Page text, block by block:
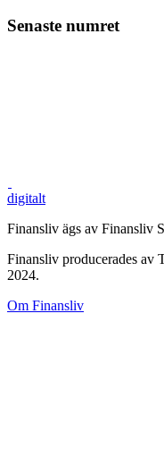
Senaste numret
digitalt
Finansliv ägs av Finansliv
Finansliv producerades av
2024.
Om Finansliv